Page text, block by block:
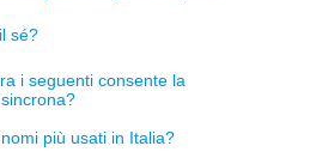
sé?
i seguenti consente la
più usati in Italia?